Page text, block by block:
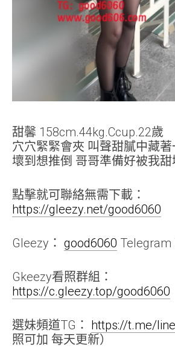
甜馨 158cm.44kg.Ccup.22歲
穴穴緊緊會夾 叫聲甜膩中藏
壞到想推倒 哥哥準備好被我甜
點擊就可聯絡無需下載：
https://gleezy.net/good6060
Gleezy： good6060 Telegram
Gkeezy看照群組：
https://c.gleezy.top/good6060
選妹頻道TG： https://t.me/
照可加 每天更新）